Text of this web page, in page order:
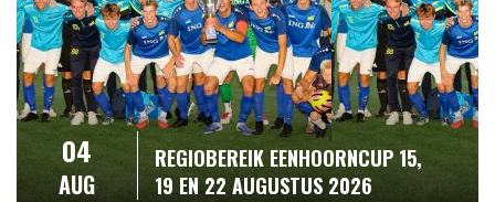
04
AUG
REGIOBEREIK EENHOORNCUP 15,
19 EN 22 AUGUSTUS 2026